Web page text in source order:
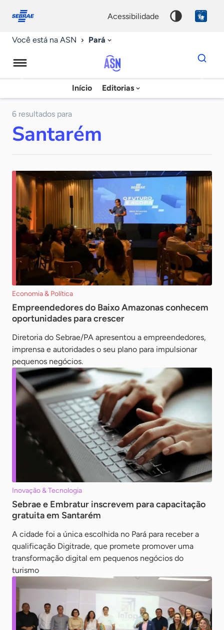
conosco
acessibilidade
Você está na ASN Pará
Agência
Sebrae
Início Editorias
Dados
para
chave
6 resultados para
Santarém
Economia & Política
Empreendedores do Baixo Amazonas conhecem
oportunidades para crescer
Diretoria do Sebrae/PA apresentou a empreendedores,
imprensa e autoridades o seu plano para impulsionar
pequenos negócios.
Inovação & Tecnologia
Sebrae e Embratur inscrevem para capacitação
gratuita em Santarém
A cidade foi a única escolhida no Pará para receber a
qualificação Digitrade, que promete promover uma
transformação digital em pequenos negócios do
turismo